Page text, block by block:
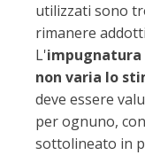
utilizzati sono
rimanere
L'
non varia lo
deve essere
per ognuno,
sottolineato in